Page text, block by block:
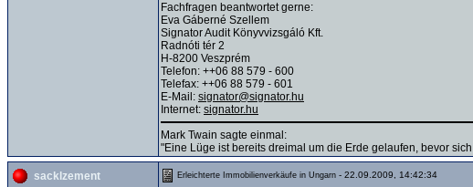
Fachfragen beantwortet gerne:
Eva Gáberné Szellem
Signator Audit Könyvvizsgáló Kft.
Radnóti tér 2
H-8200 Veszprém
Telefon: ++06 88 579 - 600
Telefax: ++06 88 579 - 601
E-Mail: signator@signator.hu
Internet: signator.hu
Mark Twain sagte einmal:
"Eine Lüge ist bereits dreimal um die Erde gelaufen, bevor
sacklzement Erleichterte Immobilienverkäufe in Ungarn - 22.09.2009, 14:42:34